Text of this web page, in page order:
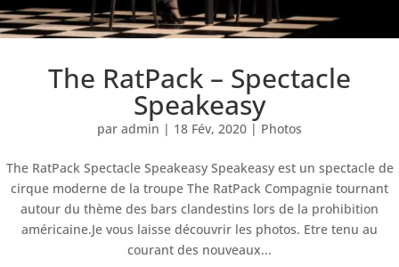
The RatPack – Spectacle
Speakeasy
par admin | 18 Fév, 2020 | Photos
The RatPack Spectacle Speakeasy Speakeasy est un spectacle de
cirque moderne de la troupe The RatPack Compagnie tournant
autour du thème des bars clandestins lors de la prohibition
américaine.Je vous laisse découvrir les photos. Etre tenu au
courant des nouveaux...